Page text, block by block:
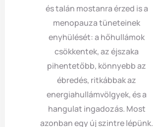
és talán mostanra érzed is a
menopauza tüneteinek
enyhülését: a hőhullámok
csökkentek, az éjszaka
pihentetőbb, könnyebb az
ébredés, ritkábbak az
energiahullámvölgyek, és a
hangulat ingadozás. Most
azonban egy új szintre lépünk.